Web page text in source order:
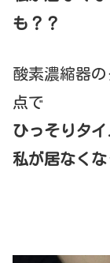
も？？
酸素濃縮器
点で
ひっそりタイ
私が居なく